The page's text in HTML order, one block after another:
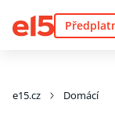
e15.cz Domácí